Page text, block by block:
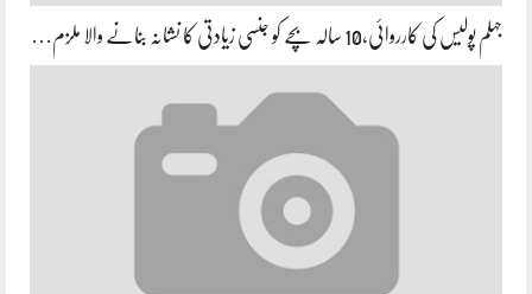
جہلم پولیس کی کارروائی،10 سالہ بچے کو جنسی زیادتی کا نشانہ بنانے والا ملزم…